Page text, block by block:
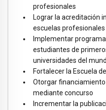
profesionales
Lograr la acreditación
escuelas profesionales
Implementar
estudiantes de
universidades del
Fortalecer la Escuela
Otorgar
mediante concurso
Incrementar la